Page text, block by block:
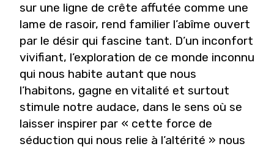
sur une ligne de crête affutée comme une
lame de rasoir, rend familier l’abîme ouvert
par le désir qui fascine tant. D’un inconfort
vivifiant, l’exploration de ce monde inconnu
qui nous habite autant que nous
l’habitons, gagne en vitalité et surtout
stimule notre audace, dans le sens où se
laisser inspirer par « cette force de
séduction qui nous relie à l’altérité » nous